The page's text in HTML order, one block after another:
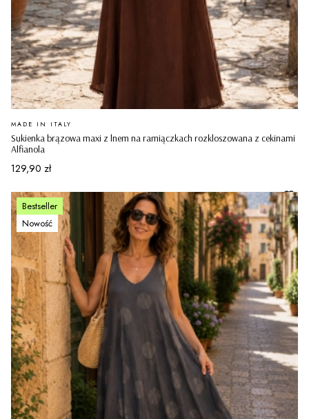
Sukienka brązowa maxi z lnem na ramiączkach rozkloszowana z cekinami
Alfianola
PRODUCENT
MADE IN ITALY
Cena
129,90 zł
Bestseller
Nowość